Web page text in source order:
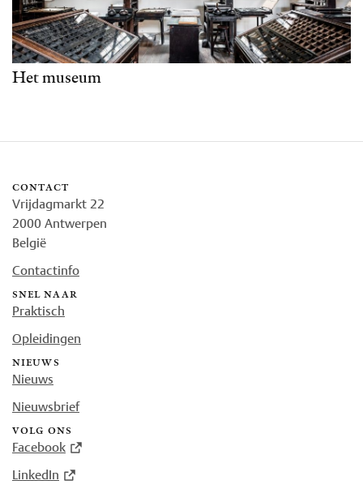
Het museum
contact
Vrijdagmarkt 22
2000 Antwerpen
België
Contactinfo
snel naar
Praktisch
Opleidingen
nieuws
Nieuws
Nieuwsbrief
volg ons
Facebook
LinkedIn